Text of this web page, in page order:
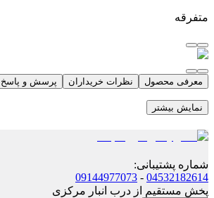
متفرقه
معرفی محصول نظرات خریداران پرسش و پاسخ
نمایش بیشتر
شماره پشتیبانی:
04532182614
-
09144977073
پخش مستقیم از درب انبار مرکزی